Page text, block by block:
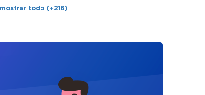
mostrar todo (+216)